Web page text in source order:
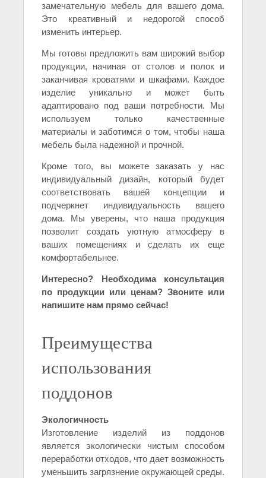
замечательную мебель для вашего дома.
Это креативный и недорогой способ
изменить интерьер.
Мы готовы предложить вам широкий выбор
продукции, начиная от столов и полок и
заканчивая кроватями и шкафами. Каждое
изделие уникально и может быть
адаптировано под ваши потребности. Мы
используем только качественные
материалы и заботимся о том, чтобы наша
мебель была надежной и прочной.
Кроме того, вы можете заказать у нас
индивидуальный дизайн, который будет
соответствовать вашей концепции и
подчеркнет индивидуальность вашего
дома. Мы уверены, что наша продукция
позволит создать уютную атмосферу в
ваших помещениях и сделать их еще
комфортабельнее.
Интересно? Необходима консультация
по продукции или ценам? Звоните или
напишите нам прямо сейчас!
Преимущества
использования
поддонов
Экологичность
Изготовление изделий из поддонов
является экологически чистым способом
переработки отходов, что дает возможность
уменьшить загрязнение окружающей среды.